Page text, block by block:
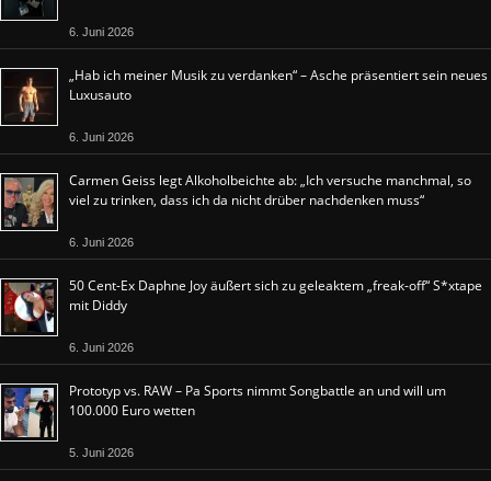
6. Juni 2026
„Hab ich meiner Musik zu verdanken“ – Asche präsentiert sein neues
Luxusauto
6. Juni 2026
Carmen Geiss legt Alkoholbeichte ab: „Ich versuche manchmal, so
viel zu trinken, dass ich da nicht drüber nachdenken muss“
6. Juni 2026
50 Cent-Ex Daphne Joy äußert sich zu geleaktem „freak-off“ S*xtape
mit Diddy
6. Juni 2026
Prototyp vs. RAW – Pa Sports nimmt Songbattle an und will um
100.000 Euro wetten
5. Juni 2026